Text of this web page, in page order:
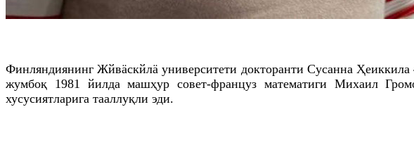
Финляндиянинг Жйвäскйлä университети докторанти Сусанна
жумбоқ 1981 йилда машҳур совет-француз математиги Михаил
хусусиятларига тааллуқли эди.